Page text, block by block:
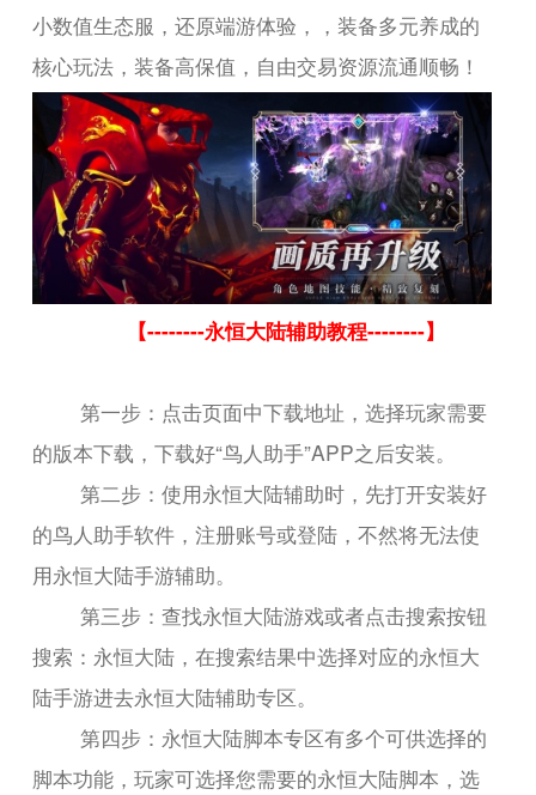
小数值生态服，还原端游体验，，装备多元养成的
核心玩法，装备高保值，自由交易资源流通顺畅！
【--------永恒大陆辅助教程--------】
第一步：点击页面中下载地址，选择玩家需要
的版本下载，下载好“鸟人助手”APP之后安装。
第二步：使用永恒大陆辅助时，先打开安装好
的鸟人助手软件，注册账号或登陆，不然将无法使
用永恒大陆手游辅助。
第三步：查找永恒大陆游戏或者点击搜索按钮
搜索：永恒大陆，在搜索结果中选择对应的永恒大
陆手游进去永恒大陆辅助专区。
第四步：永恒大陆脚本专区有多个可供选择的
脚本功能，玩家可选择您需要的永恒大陆脚本，选